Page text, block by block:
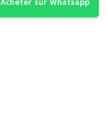
Acheter sur Whatsapp